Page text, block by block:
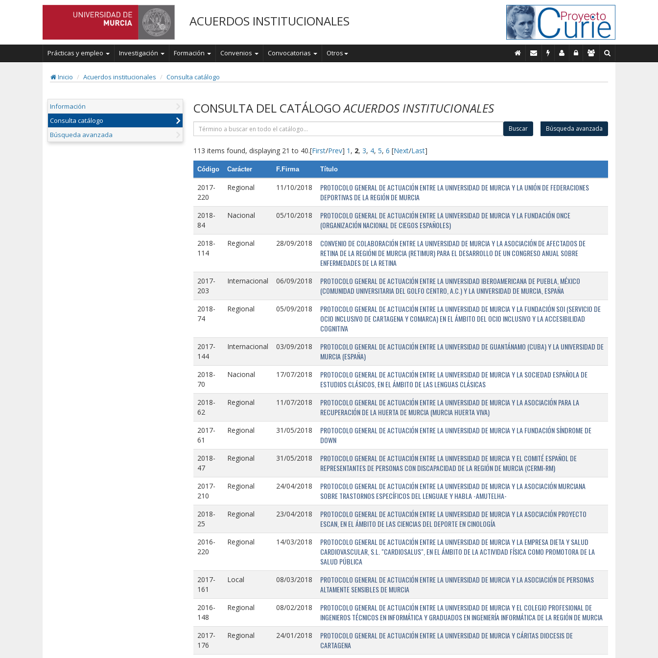
ACUERDOS INSTITUCIONALES
Prácticas y empleo Investigación Formación Convenios Convocatorias Otros
Inicio Acuerdos institucionales Consulta catálogo
Información
Consulta catálogo
Búsqueda avanzada
CONSULTA DEL CATÁLOGOACUERDOS INSTITUCIONALES
Buscar Búsqueda avanzada
113 items found, displaying 21 to 40.[First/Prev] 1 , 2, 3, 4, 5, 6 [Next/Last]
Código Carácter F.Firma Título
2017-
220
Regional 11/10/2018
PROTOCOLO GENERAL DE ACTUACIÓN ENTRE LA UNIVERSIDAD DE MURCIA Y LA UNIÓN DE FEDERACIONES
DEPORTIVAS DE LA REGIÓN DE MURCIA
2018-
84
Nacional 05/10/2018
PROTOCOLO GENERAL DE ACTUACIÓN ENTRE LA UNIVERSIDAD DE MURCIA Y LA FUNDACIÓN ONCE
(ORGANIZACIÓN NACIONAL DE CIEGOS ESPAÑOLES)
2018-
114
Regional 28/09/2018
CONVENIO DE COLABORACIÓN ENTRE LA UNIVERSIDAD DE MURCIA Y LA ASOCIACIÓN DE AFECTADOS DE
RETINA DE LA REGIÓNI DE MURCIA (RETIMUR) PARA EL DESARROLLO DE UN CONGRESO ANUAL SOBRE
ENFERMEDADES DE LA RETINA
2017-
203
Internacional 06/09/2018
PROTOCOLO GENERAL DE ACTUACIÓN ENTRE LA UNIVERSIDAD IBEROAMERICANA DE PUEBLA, MÉXICO
(COMUNIDAD UNIVERSITARIA DEL GOLFO CENTRO, A.C.) Y LA UNIVERSIDAD DE MURCIA, ESPAÑA
2018-
74
Regional 05/09/2018
PROTOCOLO GENERAL DE ACTUACIÓN ENTRE LA UNIVERSIDAD DE MURCIA Y LA FUNDACIÓN SOI (SERVICIO DE
OCIO INCLUSIVO DE CARTAGENA Y COMARCA) EN EL ÁMBITO DEL OCIO INCLUSIVO Y LA ACCESIBILIDAD
COGNITIVA
2017-
144
Internacional 03/09/2018
PROTOCOLO GENERAL DE ACTUACIÓN ENTRE LA UNIVERSIDAD DE GUANTÁNAMO (CUBA) Y LA UNIVERSIDAD DE
MURCIA (ESPAÑA)
2018-
70
Nacional 17/07/2018
PROTOCOLO GENERAL DE ACTUACIÓN ENTRE LA UNIVERSIDAD DE MURCIA Y LA SOCIEDAD ESPAÑOLA DE
ESTUDIOS CLÁSICOS, EN EL ÁMBITO DE LAS LENGUAS CLÁSICAS
2018-
62
Regional 11/07/2018
PROTOCOLO GENERAL DE ACTUACIÓN ENTRE LA UNIVERSIDAD DE MURCIA Y LA ASOCIACIÓN PARA LA
RECUPERACIÓN DE LA HUERTA DE MURCIA (MURCIA HUERTA VIVA)
2017-
61
Regional 31/05/2018
PROTOCOLO GENERAL DE ACTUACIÓN ENTRE LA UNIVERSIDAD DE MURCIA Y LA FUNDACIÓN SÍNDROME DE
DOWN
2018-
47
Regional 31/05/2018
PROTOCOLO GENERAL DE ACTUACIÓN ENTRE LA UNIVERSIDAD DE MURCIA Y EL COMITÉ ESPAÑOL DE
REPRESENTANTES DE PERSONAS CON DISCAPACIDAD DE LA REGIÓN DE MURCIA (CERMI-RM)
2017-
210
Regional 24/04/2018
PROTOCOLO GENERAL DE ACTUACIÓN ENTRE LA UNIVERSIDAD DE MURCIA Y LA ASOCIACIÓN MURCIANA
SOBRE TRASTORNOS ESPECÍFICOS DEL LENGUAJE Y HABLA -AMUTELHA-
2018-
25
Regional 23/04/2018
PROTOCOLO GENERAL DE ACTUACIÓN ENTRE LA UNIVERSIDAD DE MURCIA Y LA ASOCIACIÓN PROYECTO
ESCAN, EN EL ÁMBITO DE LAS CIENCIAS DEL DEPORTE EN CINOLOGÍA
2016-
220
Regional 14/03/2018
PROTOCOLO GENERAL DE ACTUACIÓN ENTRE LA UNIVERSIDAD DE MURCIA Y LA EMPRESA DIETA Y SALUD
CARDIOVASCULAR, S.L. "CARDIOSALUS", EN EL ÁMBITO DE LA ACTIVIDAD FÍSICA COMO PROMOTORA DE LA
SALUD PÚBLICA
2017-
161
Local 08/03/2018
PROTOCOLO GENERAL DE ACTUACIÓN ENTRE LA UNIVERSIDAD DE MURCIA Y LA ASOCIACIÓN DE PERSONAS
ALTAMENTE SENSIBLES DE MURCIA
2016-
148
Regional 08/02/2018
PROTOCOLO GENERAL DE ACTUACIÓN ENTRE LA UNIVERSIDAD DE MURCIA Y EL COLEGIO PROFESIONAL DE
INGENIEROS TÉCNICOS EN INFORMÁTICA Y GRADUADOS EN INGENIERÍA INFORMÁTICA DE LA REGIÓN DE MURCIA
2017-
176
Regional 24/01/2018
PROTOCOLO GENERAL DE ACTUACIÓN ENTRE LA UNIVERSIDAD DE MURCIA Y CÁRITAS DIOCESIS DE
CARTAGENA